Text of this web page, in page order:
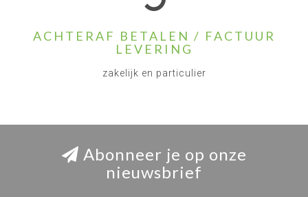
ACHTERAF BETALEN / FACTUUR
LEVERING
zakelijk en particulier
Abonneer je op onze
nieuwsbrief